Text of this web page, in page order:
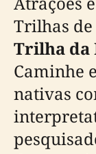
Trilhas
Trilha da
Caminhe
nativas